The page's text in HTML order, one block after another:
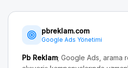
pbreklam.com
Google Ads Yönetimi
Pb Reklam; Google Ads, arama